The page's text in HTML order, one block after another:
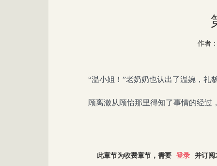
作者
“温小姐！”老奶奶也认出了温婉，礼
顾离澈从顾怡那里得知了事情的经过
此章节为收费章节，需要 登录 并订阅